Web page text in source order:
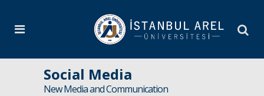
Social Media
New Media and Communication